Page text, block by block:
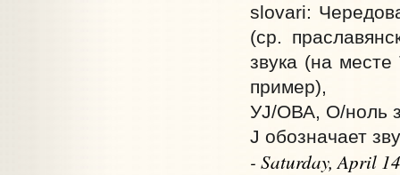
slovari:
(ср.
звука (на
пример),
УJ/ОВА, О/ноль
J обозначает
- Saturday, April